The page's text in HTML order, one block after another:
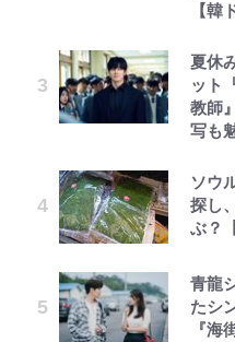
【韓
夏休
ット
教師
写も
ソウ
探し
ぶ？
青龍
たシ
『海